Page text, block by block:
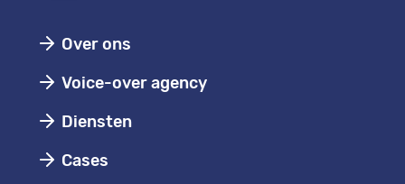
Over ons
Voice-over agency
Diensten
Cases